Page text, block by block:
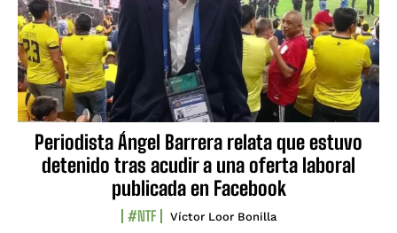
Periodista Ángel Barrera relata que estuvo
detenido tras acudir a una oferta laboral
publicada en Facebook
#NTF Víctor Loor Bonilla